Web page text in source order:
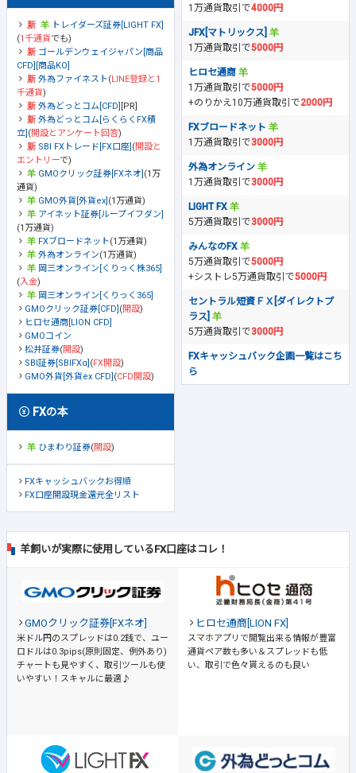
トレイダーズ証券[LIGHT FX]
(1千通貨でも)
ゴールデンウェイジャパン[商品
CFD][商品KO]
外為ファイネスト(LINE登録と1
千通貨)
外為どっとコム[CFD] [PR]
外為どっとコム[らくらくFX積
立] (開設とアンケート回答)
SBI FXトレード[FX口座] (開設と
エントリーで)
GMOクリック証券[FXネオ] (1万
通貨)
GMO外貨[外貨ex] (1万通貨)
アイネット証券[ループイフダン]
(1万通貨)
FXブロードネット(1万通貨)
外為オンライン(1万通貨)
岡三オンライン[くりっく株365]
(入金)
岡三オンライン[くりっく365]
GMOクリック証券[CFD] (開設)
ヒロセ通商[LION CFD]
GMOコイン
松井証券(開設)
SBI証券[SBIFXα] (FX開設)
GMO外貨[外貨ex CFD] (CFD開設)
FXの本
ひまわり証券(開設)
FXキャッシュバックお得順
FX口座開設現金還元全リスト
1万通貨取引で4000円
JFX[マトリックス]
1万通貨取引で5000円
ヒロセ通商
1万通貨取引で5000円
+のりかえ10万通貨取引で2000円
FXブロードネット
1万通貨取引で3000円
外為オンライン
1万通貨取引で3000円
LIGHT FX
5万通貨取引で3000円
みんなのFX
5万通貨取引で5000円
+シストレ5万通貨取引で5000円
セントラル短資ＦＸ[ダイレクトプ
ラス]
5万通貨取引で3000円
FXキャッシュバック企画一覧はこち
ら
羊飼いが実際に使用しているFX口座はコレ！
GMOクリック証券[FXネオ]
米ドル円のスプレッドは0.2銭で、ユー
ロドルは0.3pips(原則固定、例外あり)
チャートも見やすく、取引ツールも使
いやすい！スキャルに最適♪
ヒロセ通商[LION FX]
スマホアプリで閲覧出来る情報が豊富
通貨ペア数も多い＆スプレッドも低
い、取引で色々貰えるのも良い